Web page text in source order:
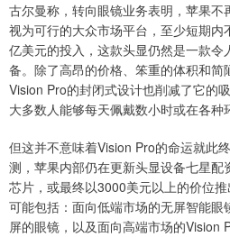
古尔曼称，转向眼镜业务表明，苹果不
视为可行的大众市场平台，至少短期
亿美元的投入，这款头显仍然是一款
备。除了高昂的价格、笨重的体积和简
Vision Pro的封闭式设计也削减了它的
大多数人能够每天佩戴数小时或在各种
但这并不意味着Vision Pro的命运就此
测，苹果内部仍在更新头显设备七星
芯片，或最终以3000美元以上的价位
可能包括：面向低端市场的无屏智能
屏的眼镜，以及面向高端市场的Vision